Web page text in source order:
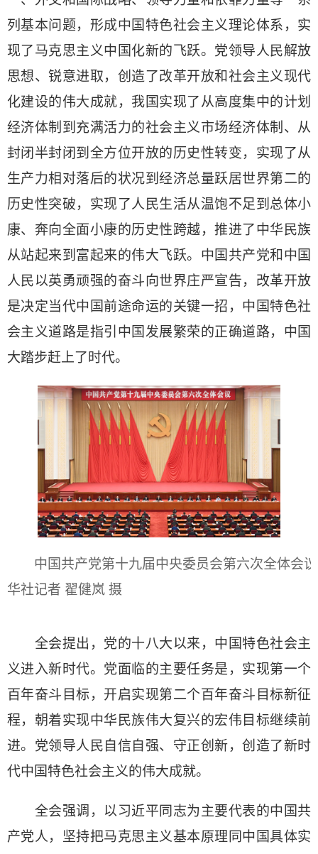
列基本问题，形成中国特色社会主义理论体系，实
现了马克思主义中国化新的飞跃。党领导人民解放
思想、锐意进取，创造了改革开放和社会主义现代
化建设的伟大成就，我国实现了从高度集中的计划
经济体制到充满活力的社会主义市场经济体制、从
封闭半封闭到全方位开放的历史性转变，实现了从
生产力相对落后的状况到经济总量跃居世界第二的
历史性突破，实现了人民生活从温饱不足到总体小
康、奔向全面小康的历史性跨越，推进了中华民族
从站起来到富起来的伟大飞跃。中国共产党和中国
人民以英勇顽强的奋斗向世界庄严宣告，改革开放
是决定当代中国前途命运的关键一招，中国特色社
会主义道路是指引中国发展繁荣的正确道路，中国
大踏步赶上了时代。
中国共产党第十九届中央委员会第六次全体会议
华社记者 翟健岚 摄
全会提出，党的十八大以来，中国特色社会主
义进入新时代。党面临的主要任务是，实现第一个
百年奋斗目标，开启实现第二个百年奋斗目标新征
程，朝着实现中华民族伟大复兴的宏伟目标继续前
进。党领导人民自信自强、守正创新，创造了新时
代中国特色社会主义的伟大成就。
全会强调，以习近平同志为主要代表的中国共
产党人，坚持把马克思主义基本原理同中国具体实